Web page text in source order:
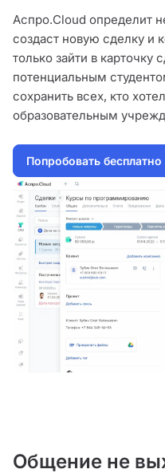
Аспро.Cloud определит
создаст новую сделку и
только зайти в карточку
потенциальным
сохранить всех, кто
образовательным
Попробовать бесплатно
Общение не